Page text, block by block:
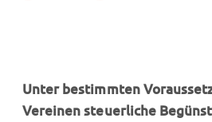
Unter bestimmten
Vereinen steuerliche